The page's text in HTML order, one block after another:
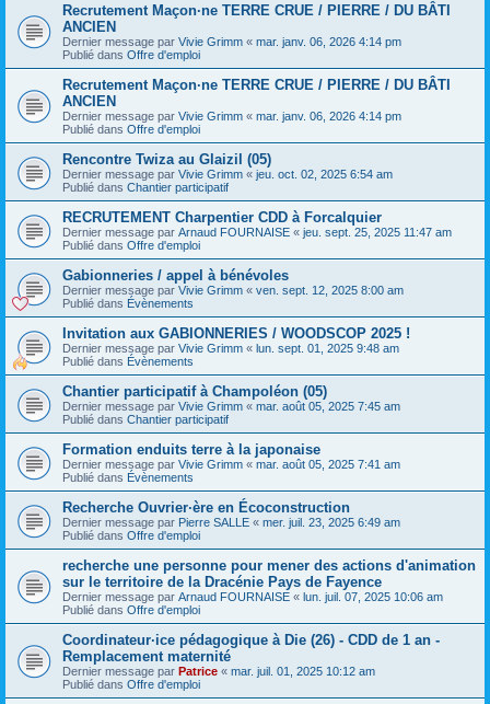
Recrutement Maçon·ne TERRE CRUE / PIERRE / DU BÂTI
ANCIEN
Dernier message par Vivie Grimm « mar. janv. 06, 2026 4:14 pm
Publié dans Offre d'emploi
Recrutement Maçon·ne TERRE CRUE / PIERRE / DU BÂTI
ANCIEN
Dernier message par Vivie Grimm « mar. janv. 06, 2026 4:14 pm
Publié dans Offre d'emploi
Rencontre Twiza au Glaizil (05)
Dernier message par Vivie Grimm « jeu. oct. 02, 2025 6:54 am
Publié dans Chantier participatif
RECRUTEMENT Charpentier CDD à Forcalquier
Dernier message par Arnaud FOURNAISE « jeu. sept. 25, 2025 11:47 am
Publié dans Offre d'emploi
Gabionneries / appel à bénévoles
Dernier message par Vivie Grimm « ven. sept. 12, 2025 8:00 am
Publié dans Évènements
Invitation aux GABIONNERIES / WOODSCOP 2025 !
Dernier message par Vivie Grimm « lun. sept. 01, 2025 9:48 am
Publié dans Évènements
Chantier participatif à Champoléon (05)
Dernier message par Vivie Grimm « mar. août 05, 2025 7:45 am
Publié dans Chantier participatif
Formation enduits terre à la japonaise
Dernier message par Vivie Grimm « mar. août 05, 2025 7:41 am
Publié dans Évènements
Recherche Ouvrier·ère en Écoconstruction
Dernier message par Pierre SALLE « mer. juil. 23, 2025 6:49 am
Publié dans Offre d'emploi
recherche une personne pour mener des actions d'animation
sur le territoire de la Dracénie Pays de Fayence
Dernier message par Arnaud FOURNAISE « lun. juil. 07, 2025 10:06 am
Publié dans Offre d'emploi
Coordinateur·ice pédagogique à Die (26) - CDD de 1 an -
Remplacement maternité
Dernier message par Patrice « mar. juil. 01, 2025 10:12 am
Publié dans Offre d'emploi